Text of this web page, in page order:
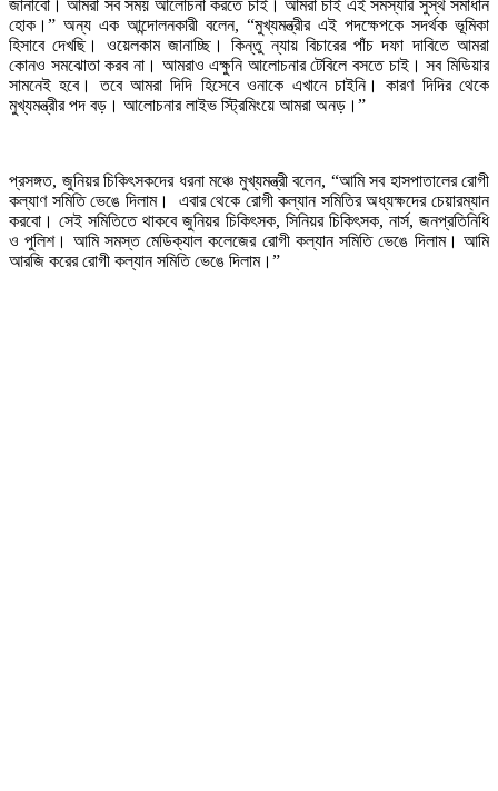
জানাবো। আমরা সব সময় আলোচনা করতে চাই। আমরা চাই এই সমস্যার সুস্থ সমাধান
হোক।” অন্য এক আন্দোলনকারী বলেন, “মুখ্যমন্ত্রীর এই পদক্ষেপকে সদর্থক ভূমিকা
হিসাবে দেখছি। ওয়েলকাম জানাচ্ছি। কিন্তু ন্যায় বিচারের পাঁচ দফা দাবিতে আমরা
কোনও সমঝোতা করব না। আমরাও এক্ষুনি আলোচনার টেবিলে বসতে চাই। সব মিডিয়ার
সামনেই হবে। তবে আমরা দিদি হিসেবে ওনাকে এখানে চাইনি। কারণ দিদির থেকে
মুখ্যমন্ত্রীর পদ বড়। আলোচনার লাইভ স্ট্রিমিংয়ে আমরা অনড়।”
প্রসঙ্গত, জুনিয়র চিকিৎসকদের ধরনা মঞ্চে মুখ্যমন্ত্রী বলেন, “আমি সব হাসপাতালের রোগী
কল্যাণ সমিতি ভেঙে দিলাম। এবার থেকে রোগী কল্যান সমিতির অধ্যক্ষদের চেয়ারম্যান
করবো। সেই সমিতিতে থাকবে জুনিয়র চিকিৎসক, সিনিয়র চিকিৎসক, নার্স, জনপ্রতিনিধি
ও পুলিশ। আমি সমস্ত মেডিক্যাল কলেজের রোগী কল্যান সমিতি ভেঙে দিলাম। আমি
আরজি করের রোগী কল্যান সমিতি ভেঙে দিলাম।”